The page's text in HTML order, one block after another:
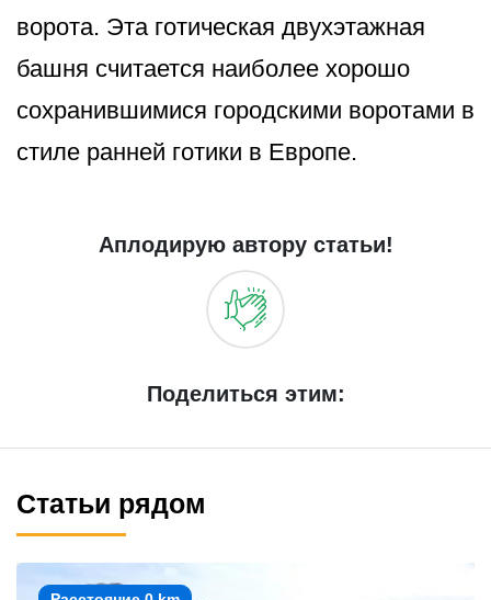
ворота. Эта готическая двухэтажная
башня считается наиболее хорошо
сохранившимися городскими воротами в
стиле ранней готики в Европе.
Аплодирую автору статьи!
Поделиться этим:
Статьи рядом